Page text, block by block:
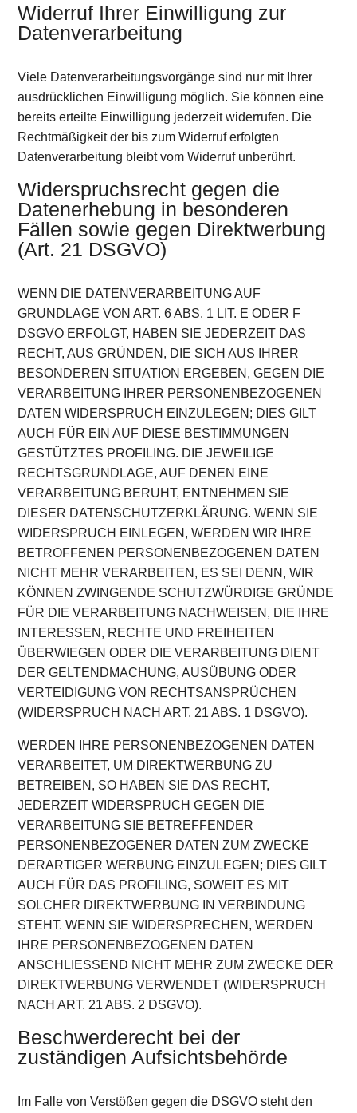
Widerruf Ihrer Einwilligung zur
Datenverarbeitung
Viele Datenverarbeitungsvorgänge sind nur mit Ihrer
ausdrücklichen Einwilligung möglich. Sie können eine
bereits erteilte Einwilligung jederzeit widerrufen. Die
Rechtmäßigkeit der bis zum Widerruf erfolgten
Datenverarbeitung bleibt vom Widerruf unberührt.
Widerspruchsrecht gegen die
Datenerhebung in besonderen
Fällen sowie gegen Direktwerbung
(Art. 21 DSGVO)
WENN DIE DATENVERARBEITUNG AUF
GRUNDLAGE VON ART. 6 ABS. 1 LIT. E ODER F
DSGVO ERFOLGT, HABEN SIE JEDERZEIT DAS
RECHT, AUS GRÜNDEN, DIE SICH AUS IHRER
BESONDEREN SITUATION ERGEBEN, GEGEN DIE
VERARBEITUNG IHRER PERSONENBEZOGENEN
DATEN WIDERSPRUCH EINZULEGEN; DIES GILT
AUCH FÜR EIN AUF DIESE BESTIMMUNGEN
GESTÜTZTES PROFILING. DIE JEWEILIGE
RECHTSGRUNDLAGE, AUF DENEN EINE
VERARBEITUNG BERUHT, ENTNEHMEN SIE
DIESER DATENSCHUTZERKLÄRUNG. WENN SIE
WIDERSPRUCH EINLEGEN, WERDEN WIR IHRE
BETROFFENEN PERSONENBEZOGENEN DATEN
NICHT MEHR VERARBEITEN, ES SEI DENN, WIR
KÖNNEN ZWINGENDE SCHUTZWÜRDIGE GRÜNDE
FÜR DIE VERARBEITUNG NACHWEISEN, DIE IHRE
INTERESSEN, RECHTE UND FREIHEITEN
ÜBERWIEGEN ODER DIE VERARBEITUNG DIENT
DER GELTENDMACHUNG, AUSÜBUNG ODER
VERTEIDIGUNG VON RECHTSANSPRÜCHEN
(WIDERSPRUCH NACH ART. 21 ABS. 1 DSGVO).
WERDEN IHRE PERSONENBEZOGENEN DATEN
VERARBEITET, UM DIREKTWERBUNG ZU
BETREIBEN, SO HABEN SIE DAS RECHT,
JEDERZEIT WIDERSPRUCH GEGEN DIE
VERARBEITUNG SIE BETREFFENDER
PERSONENBEZOGENER DATEN ZUM ZWECKE
DERARTIGER WERBUNG EINZULEGEN; DIES GILT
AUCH FÜR DAS PROFILING, SOWEIT ES MIT
SOLCHER DIREKTWERBUNG IN VERBINDUNG
STEHT. WENN SIE WIDERSPRECHEN, WERDEN
IHRE PERSONENBEZOGENEN DATEN
ANSCHLIESSEND NICHT MEHR ZUM ZWECKE DER
DIREKTWERBUNG VERWENDET (WIDERSPRUCH
NACH ART. 21 ABS. 2 DSGVO).
Beschwerde­recht bei der
zuständigen Aufsichts­behörde
Im Falle von Verstößen gegen die DSGVO steht den